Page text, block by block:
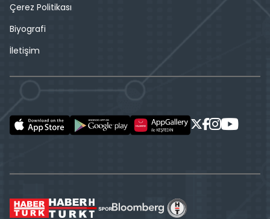
Çerez Politikası
Biyografi
İletişim